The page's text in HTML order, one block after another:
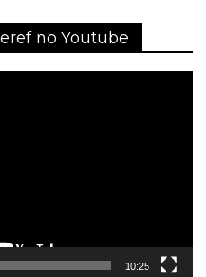
no Youtube
10:25